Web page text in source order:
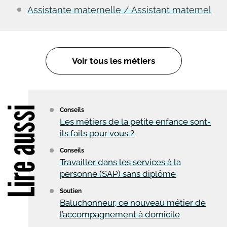
Assistante maternelle / Assistant maternel
Voir tous les métiers
Conseils
Les métiers de la petite enfance sont-
ils faits pour vous ?
Conseils
Travailler dans les services à la
personne (SAP) sans diplôme
Soutien
Baluchonneur, ce nouveau métier de
l’accompagnement à domicile